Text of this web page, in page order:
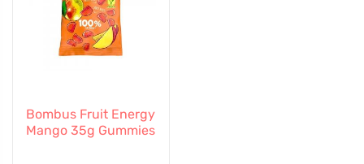
Bombus Fruit Energy
Mango 35g Gummies